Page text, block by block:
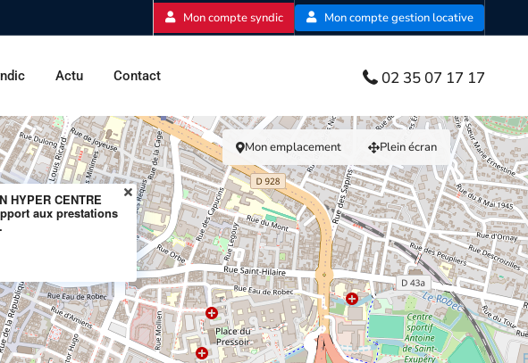
Mon compte syndic Mon compte gestion locative
Actu Contact 02 35 07 17 17
HYPER CENTRE
aux prestations
Mon emplacement Plein écran